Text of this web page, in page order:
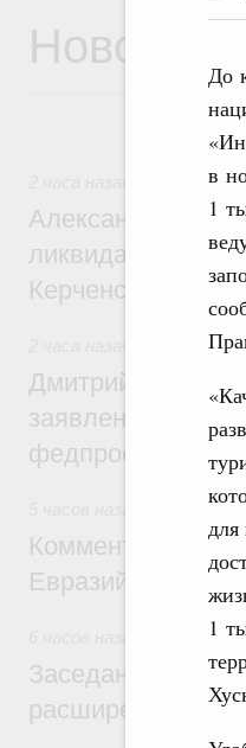
До
в
1
1
Новости
Александр
ликвидации
Керченском
Среднее
Дмитрий
заявлений от
федпроекта
Комментарий
Евразийского
Заседание
расширенном